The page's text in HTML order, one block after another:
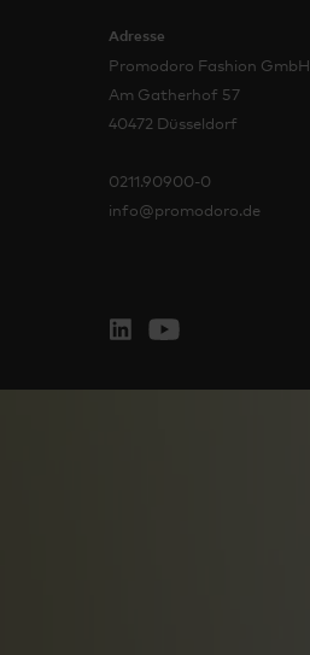
Adresse
Promodoro Fashion GmbH
Am Gatherhof 57
40472 Düsseldorf
0211.90900-0
info@promodoro.de